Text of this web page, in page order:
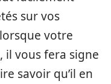
sur vos
votre
vous fera signe
savoir qu’il en